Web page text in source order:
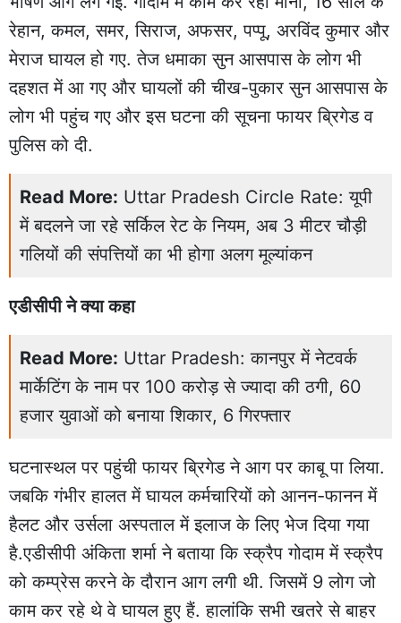
रेहान, कमल, समर, सिराज, अफसर, पप्पू, अरविंद कुमार और
मेराज घायल हो गए. तेज धमाका सुन आसपास के लोग भी
दहशत में आ गए और घायलों की चीख-पुकार सुन आसपास के
लोग भी पहुंच गए और इस घटना की सूचना फायर ब्रिगेड व
पुलिस को दी.
Read More: Uttar Pradesh Circle Rate: यूपी
में बदलने जा रहे सर्किल रेट के नियम, अब 3 मीटर चौड़ी
गलियों की संपत्तियों का भी होगा अलग मूल्यांकन
एडीसीपी ने क्या कहा
Read More: Uttar Pradesh: कानपुर में नेटवर्क
मार्केटिंग के नाम पर 100 करोड़ से ज्यादा की ठगी, 60
हजार युवाओं को बनाया शिकार, 6 गिरफ्तार
घटनास्थल पर पहुंची फायर ब्रिगेड ने आग पर काबू पा लिया.
जबकि गंभीर हालत में घायल कर्मचारियों को आनन-फानन में
हैलट और उर्सला अस्पताल में इलाज के लिए भेज दिया गया
है.एडीसीपी अंकिता शर्मा ने बताया कि स्क्रैप गोदाम में स्क्रैप
को कम्प्रेस करने के दौरान आग लगी थी. जिसमें 9 लोग जो
काम कर रहे थे वे घायल हुए हैं. हालांकि सभी खतरे से बाहर